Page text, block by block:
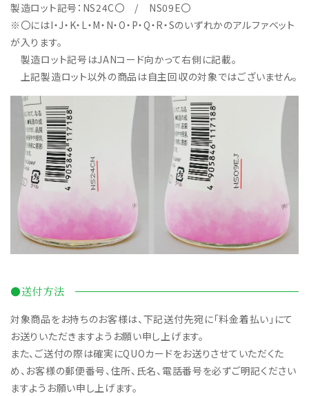
製造ロット記号：NS24C〇 / NS09E〇
※〇にはI・J・K・L・M・N・O・P・Q・R・Sのいずれかのアルファベット
が入ります。
製造ロット記号はJANコード向かって右側に記載。
上記製造ロット以外の商品は自主回収の対象ではございません。
●送付方法
対象商品をお持ちのお客様は、下記送付先宛に「料金着払い」にて
お送りいただきますようお願い申し上げます。
また、ご送付の際は確実にQUOカードをお送りさせていただくた
め、お客様の郵便番号、住所、氏名、電話番号を必ずご明記ください
ますようお願い申し上げます。